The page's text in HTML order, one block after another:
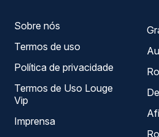
Sobre nós
Termos de uso
Política de privacidade
Termos de Uso Louge
Vip
Imprensa